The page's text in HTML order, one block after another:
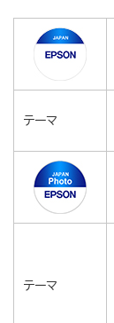
テーマ
テーマ